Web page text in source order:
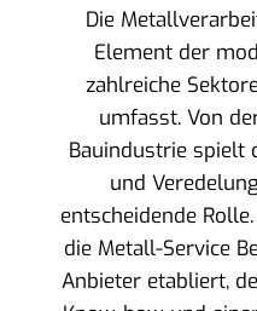
Die
Element der
zahlreiche
umfasst. Von
Bauindustrie spielt
und
entscheidende
die Metall-Service
Anbieter etabliert,